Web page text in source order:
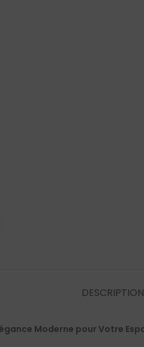
DESCRIPTION
Moderne pour Votre